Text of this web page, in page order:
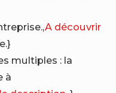
A découvrir
multiples : la
à